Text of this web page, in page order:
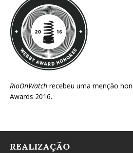
RioOnWatch recebeu uma menção
Awards 2016.
REALIZAÇÃO